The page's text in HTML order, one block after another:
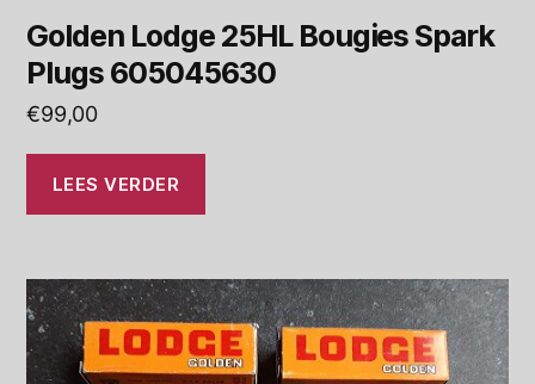
Golden Lodge 25HL Bougies Spark
Plugs 605045630
€99,00
LEES VERDER